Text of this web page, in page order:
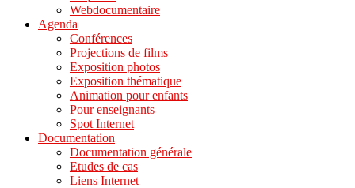
Webdocumentaire
Agenda
Conférences
Projections de films
Exposition photos
Exposition thématique
Animation pour enfants
Pour enseignants
Spot Internet
Documentation
Documentation générale
Etudes de cas
Liens Internet